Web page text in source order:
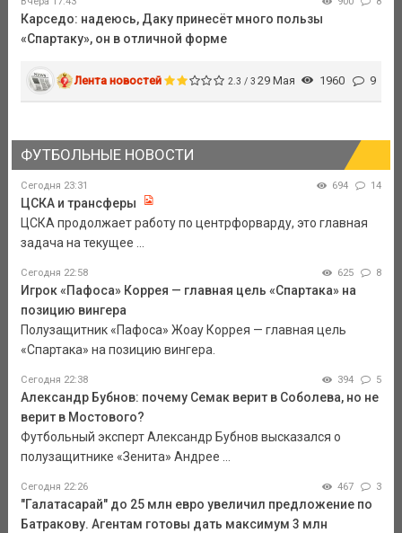
Карседо: надеюсь, Даку принесёт много пользы
«Спартаку», он в отличной форме
Лента новостей 2.3 / 3 29 Мая 1960 9
ФУТБОЛЬНЫЕ НОВОСТИ
Сегодня 23:31 694 14
ЦСКА и трансферы
ЦСКА продолжает работу по центрфорварду, это главная
задача на текущее ...
Сегодня 22:58 625 8
Игрок «Пафоса» Коррея — главная цель «Спартака» на
позицию вингера
Полузащитник «Пафоса» Жоау Коррея — главная цель
«Спартака» на позицию вингера.
Сегодня 22:38 394 5
Александр Бубнов: почему Семак верит в Соболева, но не
верит в Мостового?
Футбольный эксперт Александр Бубнов высказался о
полузащитнике «Зенита» Андрее ...
Сегодня 22:26 467 3
"Галатасарай" до 25 млн евро увеличил предложение по
Батракову. Агентам готовы дать максимум 3 млн